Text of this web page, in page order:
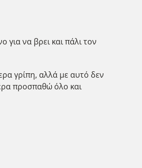
για να βρει και πάλι τον
γρίπη, αλλά με αυτό δεν
προσπαθώ όλο και